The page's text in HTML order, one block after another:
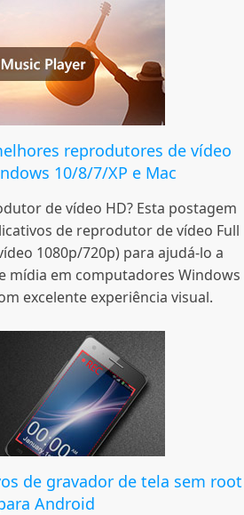
reprodutores de vídeo
10/8/7/XP e Mac
de vídeo HD? Esta postagem
de reprodutor de vídeo Full
1080p/720p) para ajudá-lo a
mídia em computadores Windows
excelente experiência visual.
de gravador de tela sem root
Android